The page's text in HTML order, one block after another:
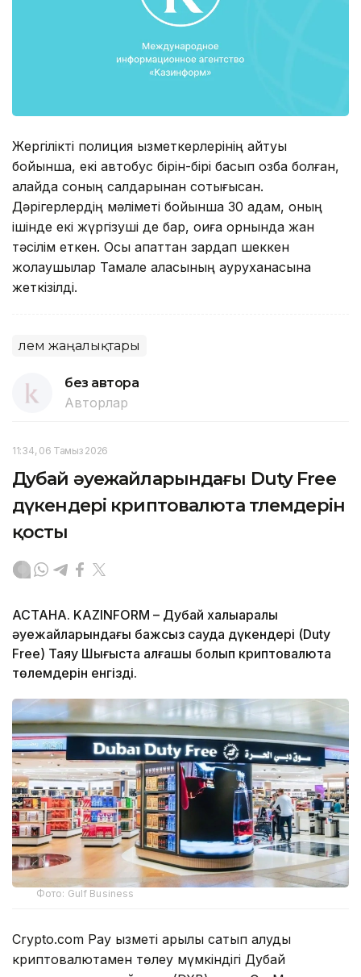
Жергілікті полиция қызметкерлерінің айтуы
бойынша, екі автобус бірін-бірі басып озбақ болған,
алайда соның салдарынан соқтығысқан.
Дәрігерлердің мәліметі бойынша 30 адам, оның
ішінде екі жүргізуші де бар, оқиға орнында жан
тәсілім еткен. Осы апаттан зардап шеккен
жолаушылар Тамале қаласының ауруханасына
жеткізілді.
Әлем жаңалықтары
без автора
Авторлар
11:34, 06 Тамыз 2026
Дубай әуежайларындағы Duty Free
дүкендері криптовалюта төлемдерін
қосты
АСТАНА. KAZINFORM – Дубай халықаралық
әуежайларындағы бажсыз сауда дүкендері (Duty
Free) Таяу Шығыста алғашқы болып криптовалюта
төлемдерін енгізді.
Фото: Gulf Business
Crypto.com Pay қызметі арқылы сатып алуды
криптовалютамен төлеу мүмкіндігі Дубай